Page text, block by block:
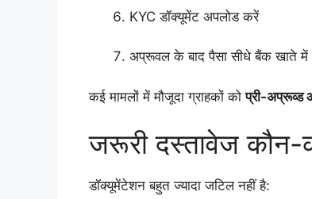
KYC डॉक्यूमेंट अपलोड करें
अप्रूवल के बाद पैसा सीधे बैंक खाते में
कई मामलों में मौजूदा ग्राहकों कोप्री-अप्रूव्ड
जरूरी दस्तावेज
डॉक्यूमेंटेशन बहुत ज्यादा जटिल नहीं है: